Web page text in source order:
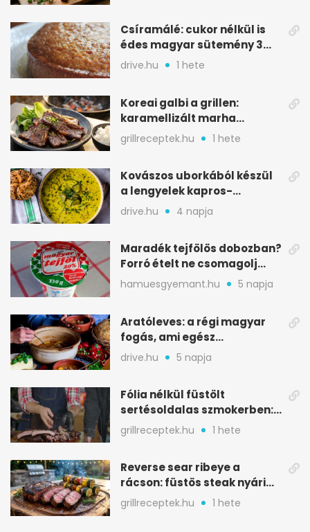
Csíramálé: cukor nélkül is
édes magyar sütemény 3
alapanyagból
drive.hu 1 hete
Koreai galbi a grillen:
karamellizált marha
rövidborda gyorsan
grillreceptek.hu 1 hete
Kovászos uborkából készül
a lengyelek kapros-
savanykás levese
drive.hu 4 napja
Maradék tejfölös dobozban?
Forró ételt ne csomagolj
ilyen tégelybe
hamuesgyemant.hu 5 napja
Aratóleves: a régi magyar
fogás, ami egész
csapatokat jóllakatott
drive.hu 5 napja
Fólia nélkül füstölt
sertésoldalas szmokerben:
ropogós bark, 6 óra
grillreceptek.hu 1 hete
Reverse sear ribeye a
rácson: füstös steak nyári
tökkebabbal
grillreceptek.hu 1 hete